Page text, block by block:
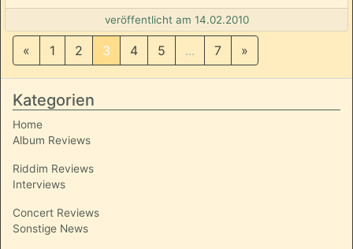
veröffentlicht am 14.02.2010
« 1 2 3 4 5 ... 7 »
Kategorien
Home
Album Reviews
Riddim Reviews
Interviews
Concert Reviews
Sonstige News